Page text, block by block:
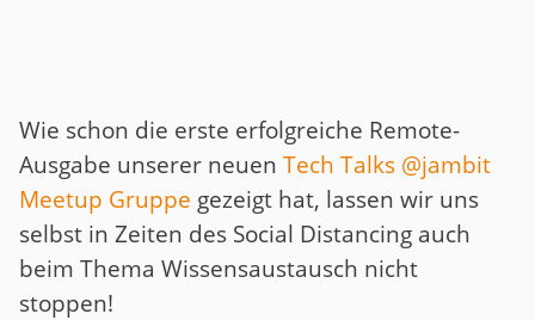
Wie schon die erste erfolgreiche Remote-
Ausgabe unserer neuen Tech Talks @jambit
Meetup Gruppe gezeigt hat, lassen wir uns
selbst in Zeiten des Social Distancing auch
beim Thema Wissensaustausch nicht
stoppen!